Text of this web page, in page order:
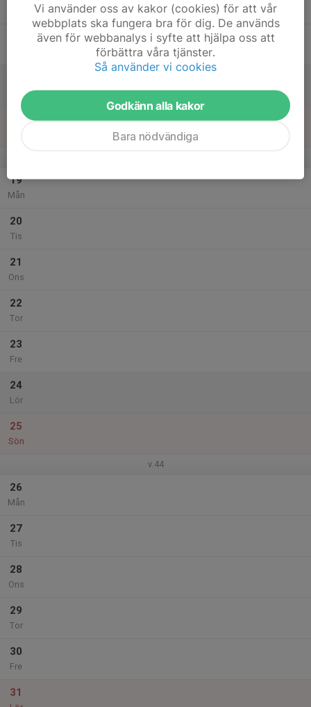
19
Mån
20
Tis
21
Ons
22
Tor
23
Fre
24
Lör
25
Sön
v.44
26
Mån
27
Tis
28
Ons
29
Tor
30
Fre
31
Vi använder oss av kakor (cookies) för att vår
webbplats ska fungera bra för dig. De används
även för webbanalys i syfte att hjälpa oss att
förbättra våra tjänster.
Så använder vi cookies
Godkänn alla kakor
Bara nödvändiga